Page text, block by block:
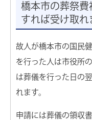
橋本市の葬祭
すれば受け取れ
故人が橋本市の国民
を行った人は市役所
は葬儀を行った日の
れます。
申請には葬儀の領収